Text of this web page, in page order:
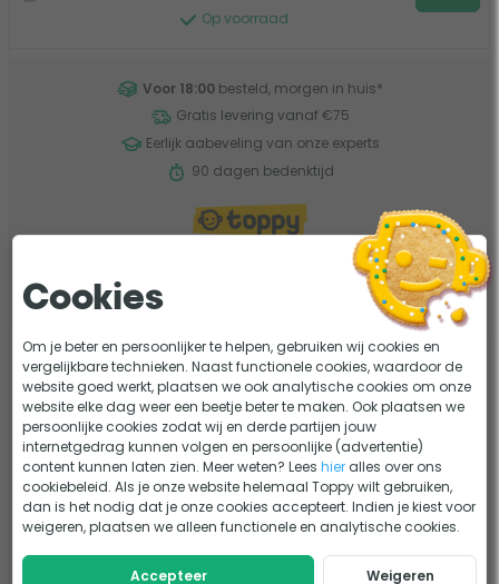
Op voorraad
Voor 18:00 besteld, morgen in huis*
Gratis levering vanaf €75
Eerlijk aabeveling van onze experts
90 dagen bedenktijd
Vergelijk
Aftapplug voor Speck Badu
Picco/Magic/EcoTouch
zwembadpomp
0 beoordelingen
Merk: Speck
Tijdelijk uit voorraad
7,95
Cookies
Om je beter en persoonlijker te helpen, gebruiken wij cookies en
vergelijkbare technieken. Naast functionele cookies, waardoor de
website goed werkt, plaatsen we ook analytische cookies om onze
website elke dag weer een beetje beter te maken. Ook plaatsen we
persoonlijke cookies zodat wij en derde partijen jouw
internetgedrag kunnen volgen en persoonlijke (advertentie)
content kunnen laten zien. Meer weten? Leeshier alles over ons
cookiebeleid. Als je onze website helemaal Toppy wilt gebruiken,
dan is het nodig dat je onze cookies accepteert. Indien je kiest voor
weigeren, plaatsen we alleen functionele en analytische cookies.
Accepteer Weigeren